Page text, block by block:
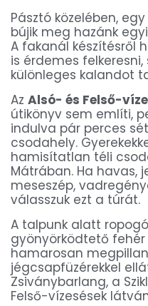
Pásztó közelében,
bújik meg hazánk
A fakanál készítésről
is érdemes
különleges kalandot
Az Alsó- és Felső-
útikönyv sem említi,
indulva pár perces
csodahely.
hamisítatlan téli
Mátrában. Ha havas,
meseszép,
válasszuk ezt a túrát.
A talpunk alatt
gyönyörködtető
hamarosan
jégcsapfüzérekkel
Zsiványbarlang, a
Felső-vízesések